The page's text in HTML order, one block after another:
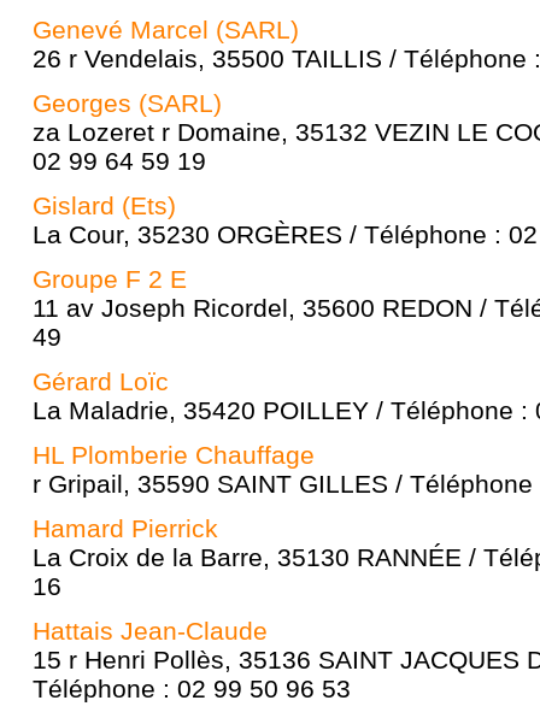
Genevé Marcel (SARL)
26 r Vendelais, 35500 TAILLIS / Téléphone
Georges (SARL)
za Lozeret r Domaine, 35132 VEZIN LE
02 99 64 59 19
Gislard (Ets)
La Cour, 35230 ORGÈRES / Téléphone :
Groupe F 2 E
11 av Joseph Ricordel, 35600 REDON /
49
Gérard Loïc
La Maladrie, 35420 POILLEY / Téléphone :
HL Plomberie Chauffage
r Gripail, 35590 SAINT GILLES /
Hamard Pierrick
La Croix de la Barre, 35130 RANNÉE /
16
Hattais Jean-Claude
15 r Henri Pollès, 35136 SAINT JACQUES
Téléphone : 02 99 50 96 53